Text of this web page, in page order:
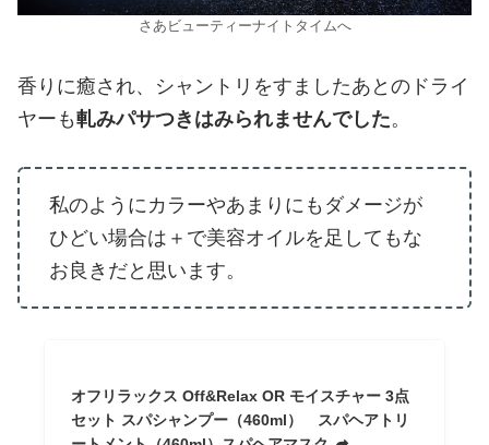
さあビューティーナイトタイムへ
香りに癒され、シャントリをすましたあとのドライ
ヤーも軋みパサつきはみられませんでした。
私のようにカラーやあまりにもダメージが
ひどい場合は＋で美容オイルを足してもな
お良きだと思います。
オフリラックス Off&Relax OR モイスチャー 3点
セット スパシャンプー（460ml） スパヘアトリ